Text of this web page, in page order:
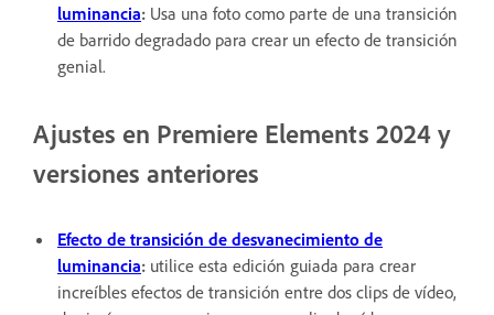
luminancia: Usa una foto como parte de una transición
de barrido degradado para crear un efecto de transición
genial.
Ajustes en Premiere Elements 2024 y
versiones anteriores
Efecto de transición de desvanecimiento de
luminancia: utilice esta edición guiada para crear
increíbles efectos de transición entre dos clips de vídeo,